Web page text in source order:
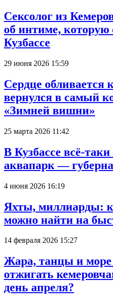
Сексолог из
об интиме,
Кузбассе
29 июня 2026 15:59
Сердце обливается
вернулся в самый
«Зимней вишни»
25 марта 2026 11:42
В Кузбассе всё-
аквапарк —
4 июня 2026 16:19
Яхты, миллиарды:
можно найти на
14 февраля 2026 15:27
Жара, танцы и море
отжигать
день апреля?